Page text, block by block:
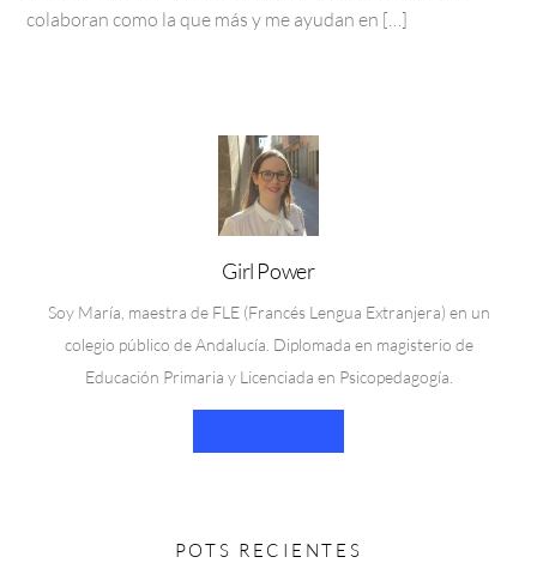
colaboran como la que más y me ayudan en […]
Girl Power
Soy María, maestra de FLE (Francés Lengua Extranjera) en un
colegio público de Andalucía. Diplomada en magisterio de
Educación Primaria y Licenciada en Psicopedagogía.
POTS RECIENTES